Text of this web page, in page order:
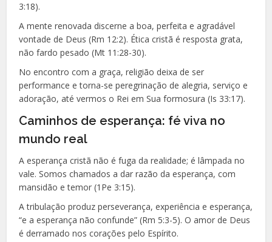
3:18).
A mente renovada discerne a boa, perfeita e agradável
vontade de Deus (Rm 12:2). Ética cristã é resposta grata,
não fardo pesado (Mt 11:28-30).
No encontro com a graça, religião deixa de ser
performance e torna-se peregrinação de alegria, serviço e
adoração, até vermos o Rei em Sua formosura (Is 33:17).
Caminhos de esperança: fé viva no
mundo real
A esperança cristã não é fuga da realidade; é lâmpada no
vale. Somos chamados a dar razão da esperança, com
mansidão e temor (1Pe 3:15).
A tribulação produz perseverança, experiência e esperança,
“e a esperança não confunde” (Rm 5:3-5). O amor de Deus
é derramado nos corações pelo Espírito.